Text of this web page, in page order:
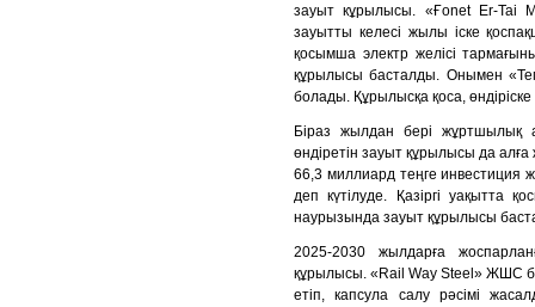
зауыт кұрылысы. «Ғоnet Er-Tai
зауытты келесі жылы іске
қосымша электр желісі
құрылысы басталды. Онымен
болады. Құрылысқа қоса, өндіріске
Біраз жылдан бері жұртшылық
өндіретін зауыт құрылысы да
66,3 миллиард теңге инвестиция
деп күтілуде. Қазіргі уақытта
наурызында зауыт құрылысы
2025-2030 жылдарға
құрылысы. «Rail Way Steel» ЖШС
етіп, капсула салу рәсімі